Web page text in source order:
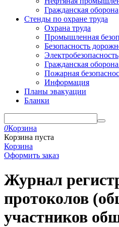
Гражданская оборона
Стенды по охране труда
Охрана труда
Промышленная
Безопасность
Электробезопасность
Гражданская
Пожарная
Информация
Планы эвакуации
Бланки
0Корзина
Корзина пуста
Корзина
Оформить заказ
Журнал
протоколов
участников